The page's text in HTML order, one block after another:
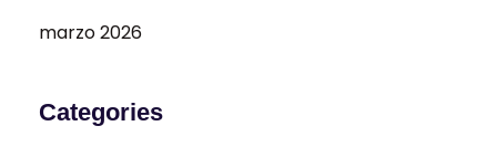
marzo 2026
Categories